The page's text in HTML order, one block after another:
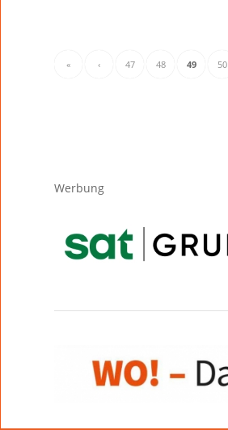
« ‹ 47 48 49 50
Werbung